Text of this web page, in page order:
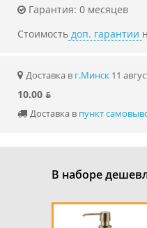
Гарантия: 0 месяцев
Стоимость доп. гарантии
Доставка в г.Минск 11
10.00 ƃ
Доставка в пункт
В наборе